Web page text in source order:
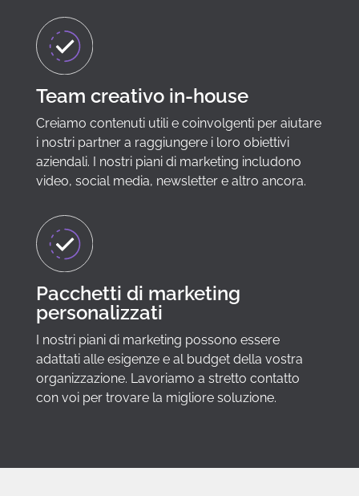
Team creativo in-house
Creiamo contenuti utili e coinvolgenti per aiutare
i nostri partner a raggiungere i loro obiettivi
aziendali. I nostri piani di marketing includono
video, social media, newsletter e altro ancora.
Pacchetti di marketing
personalizzati
I nostri piani di marketing possono essere
adattati alle esigenze e al budget della vostra
organizzazione. Lavoriamo a stretto contatto
con voi per trovare la migliore soluzione.